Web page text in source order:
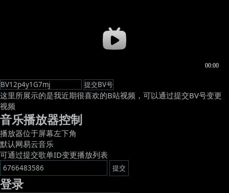
这里所展示的是我近期很喜欢的B站视频，可以通过提交BV号变更
视频
音乐播放器控制
播放器位于屏幕左下角
默认网易云音乐
可通过提交歌单ID变更播放列表
登录